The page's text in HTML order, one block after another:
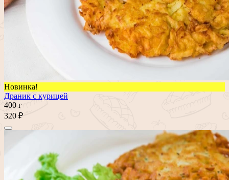
Новинка!
Драник с курицей
400 г
320 ₽